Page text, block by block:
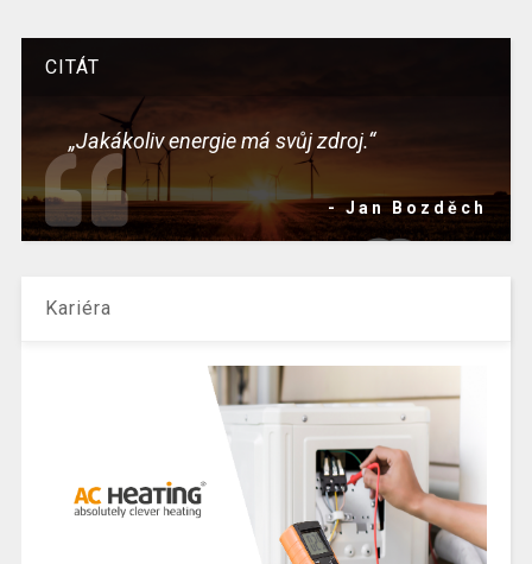
CITÁT
„Jakákoliv energie má svůj zdroj.“
- Jan Bozděch
Kariéra